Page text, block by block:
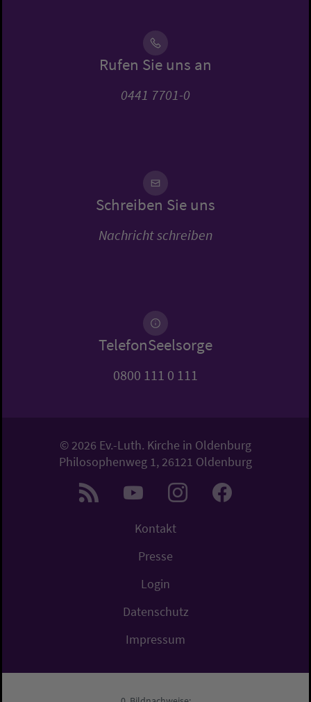
Rufen Sie uns an
0441 7701-0
Schreiben Sie uns
Nachricht schreiben
TelefonSeelsorge
0800 111 0 111
© 2026 Ev.-Luth. Kirche in Oldenburg
Philosophenweg 1, 26121 Oldenburg
Kontakt
Presse
Login
Datenschutz
Impressum